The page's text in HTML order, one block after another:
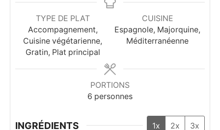
TYPE DE PLAT
Accompagnement,
Cuisine végétarienne,
Gratin, Plat principal
CUISINE
Espagnole, Majorquine,
Méditerranéenne
PORTIONS
6 personnes
INGRÉDIENTS 1x 2x 3x